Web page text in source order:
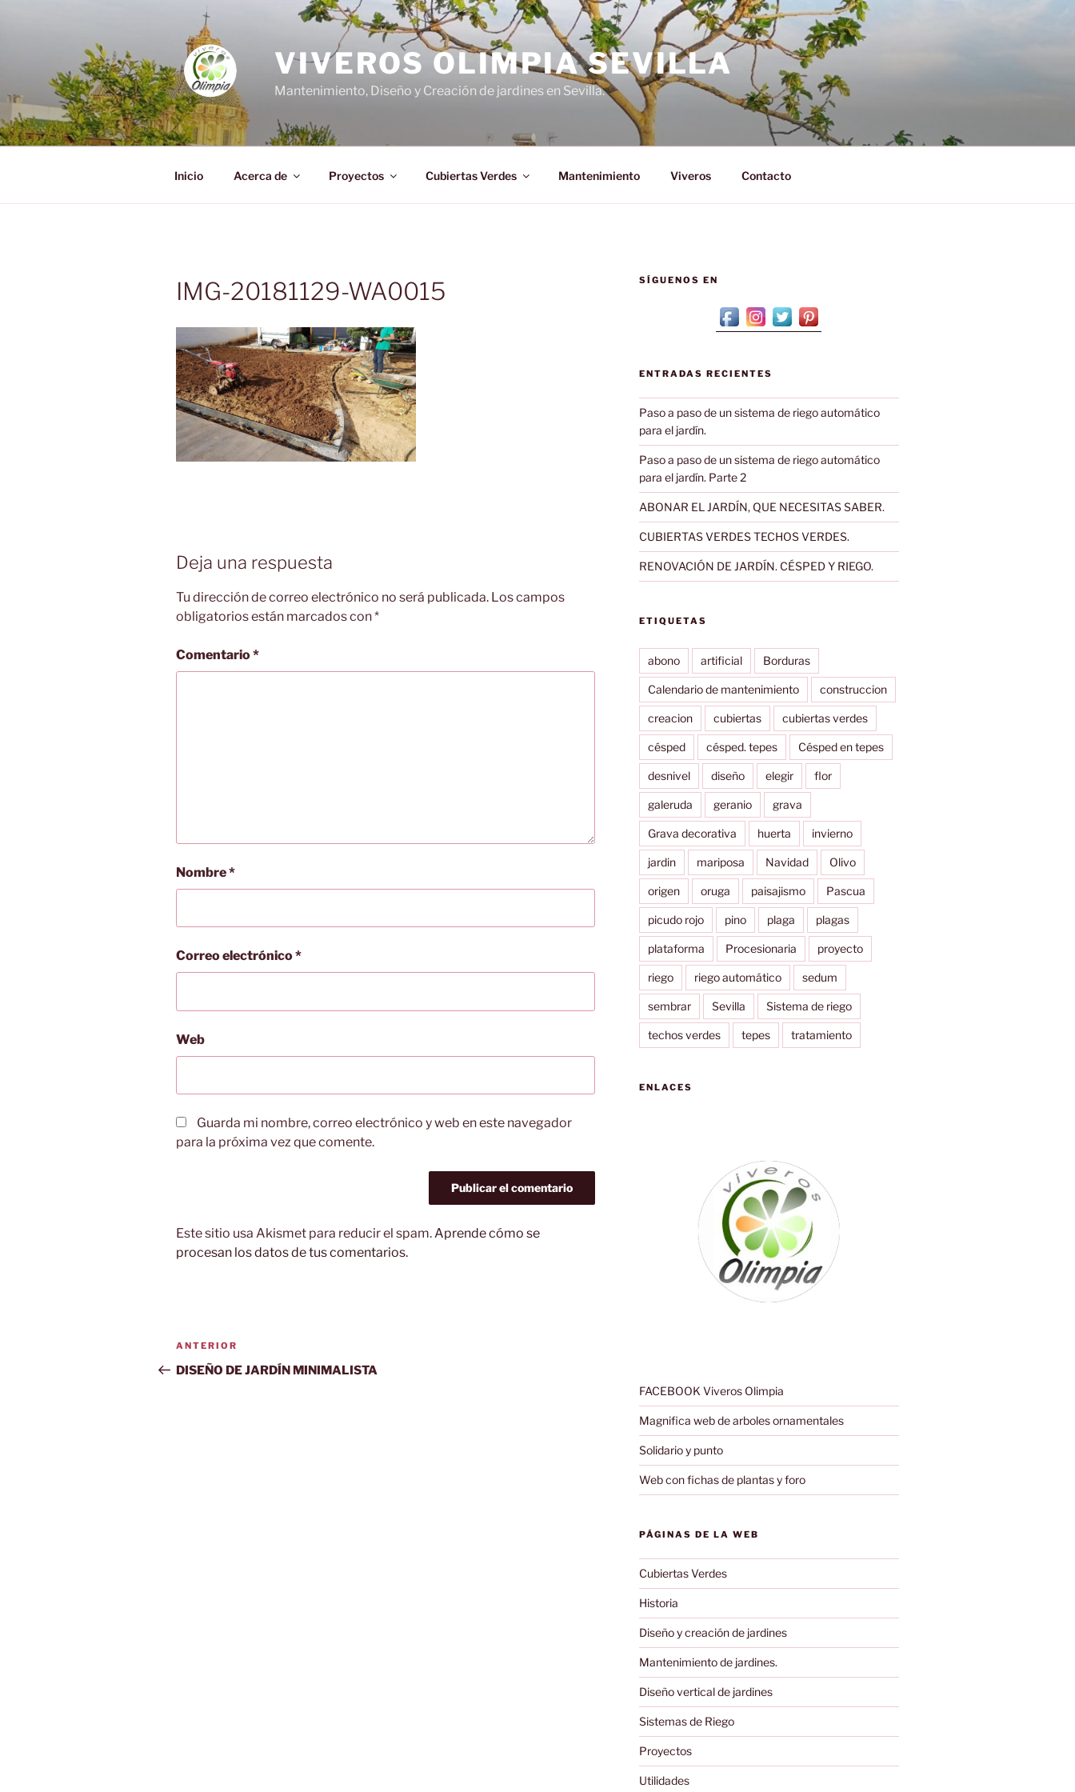
VIVEROS OLIMPIA SEVILLA
Mantenimiento, Diseño y Creación de jardines en Sevilla.
Inicio Acerca de Proyectos Cubiertas Verdes Mantenimiento Viveros Contacto
IMG-20181129-WA0015
Deja una respuesta
Tu dirección de correo electrónico no será publicada. Los campos
obligatorios están marcados con*
Comentario*
Nombre*
Correo electrónico*
Web
Guarda mi nombre, correo electrónico y web en este navegador
para la próxima vez que comente.
Este sitio usa Akismet para reducir el spam.Aprende cómo se
procesan los datos de tus comentarios.
Navegación
de
Entrada
anterior:
ANTERIOR
DISEÑO DE JARDÍN MINIMALISTA
SÍGUENOS EN
ENTRADAS RECIENTES
Paso a paso de un sistema de riego automático
para el jardín.
Paso a paso de un sistema de riego automático
para el jardín. Parte 2
ABONAR EL JARDÍN, QUE NECESITAS SABER.
CUBIERTAS VERDES TECHOS VERDES.
RENOVACIÓN DE JARDÍN. CÉSPED Y RIEGO.
ETIQUETAS
abono artificial Borduras
Calendario de mantenimiento construccion
creacion cubiertas cubiertas verdes
césped césped. tepes Césped en tepes
desnivel diseño elegir flor
galeruda geranio grava
Grava decorativa huerta invierno
jardin mariposa Navidad Olivo
origen oruga paisajismo Pascua
picudo rojo pino plaga plagas
plataforma Procesionaria proyecto
riego riego automático sedum
sembrar Sevilla Sistema de riego
techos verdes tepes tratamiento
ENLACES
FACEBOOK Viveros Olimpia
Magnifica web de arboles ornamentales
Solidario y punto
Web con fichas de plantas y foro
PÁGINAS DE LA WEB
Cubiertas Verdes
Historia
Diseño y creación de jardines
Mantenimiento de jardines.
Diseño vertical de jardines
Sistemas de Riego
Proyectos
Utilidades